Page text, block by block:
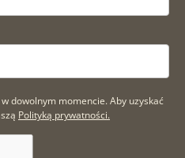
dowolnym momencie. Aby uzyskać
Polityką prywatności.